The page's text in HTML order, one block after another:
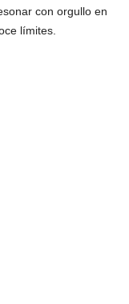
con orgullo en
límites.